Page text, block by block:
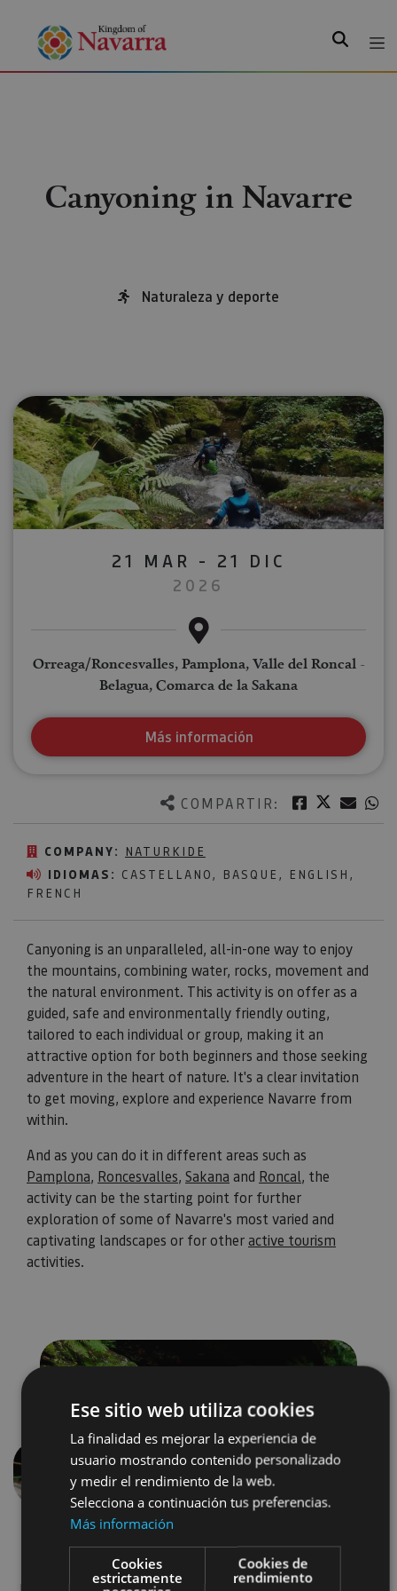
Search
Canyoning in Navarre
Naturaleza y deporte
COMPARTIR: Facebook
Twitter
COMPANY: NATURKIDE
IDIOMAS: CASTELLANO, BASQUE, ENGLISH,
FRENCH
Canyoning is an unparalleled, all-in-one way to enjoy
the mountains, combining water, rocks, movement and
the natural environment. This activity is on offer as a
guided, safe and environmentally friendly outing,
tailored to each individual or group, making it an
attractive option for both beginners and those seeking
adventure in the heart of nature. It's a clear invitation
to get moving, explore and experience Navarre from
within.
And as you can do it in different areas such as
Pamplona, Roncesvalles, Sakana and Roncal, the
activity can be the starting point for further
exploration of some of Navarre's most varied and
captivating landscapes or for otheractive tourism
activities.
21 MAR - 21 DIC
2026
Orreaga/Roncesvalles, Pamplona, Valle del Roncal -
Belagua, Comarca de la Sakana
Más información
Previous
Ese sitio web utiliza cookies
La finalidad es mejorar la experiencia de
usuario mostrando contenido personalizado
y medir el rendimiento de la web.
Selecciona a continuación tus preferencias.
Más información
Cookies
estrictamente
Cookies de
rendimiento